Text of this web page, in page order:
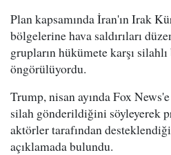
Plan kapsamında İran'ın Irak
bölgelerine hava saldırıları
grupların hükümete karşı
öngörülüyordu.
Trump, nisan ayında Fox
silah gönderildiğini söyleyerek
aktörler tarafından
açıklamada bulundu.